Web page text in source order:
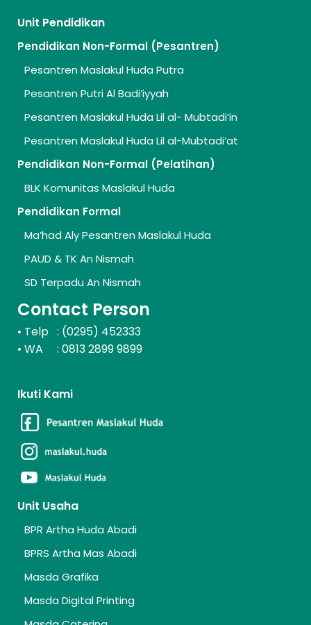
Unit Pendidikan
Pendidikan Non-Formal (Pesantren)
Pesantren Maslakul Huda Putra
Pesantren Putri Al Badi’iyyah
Pesantren Maslakul Huda Lil al- Mubtadi’in
Pesantren Maslakul Huda Lil al-Mubtadi’at
Pendidikan Non-Formal (Pelatihan)
BLK Komunitas Maslakul Huda
Pendidikan Formal
Ma’had Aly Pesantren Maslakul Huda
PAUD & TK An Nismah
SD Terpadu An Nismah
Contact Person
• Telp : (0295) 452333
• WA : 0813 2899 9899
Ikuti Kami
Unit Usaha
BPR Artha Huda Abadi
BPRS Artha Mas Abadi
Masda Grafika
Masda Digital Printing